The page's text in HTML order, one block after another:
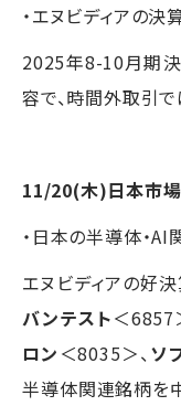
・エヌビディアの決
2025年8-10月期
容で、時間外取引で
11/20(木)日本市場
・日本の半導体・
エヌビディアの好決
バンテスト＜6857
ロン ＜8035＞、ソ
半導体関連銘柄を